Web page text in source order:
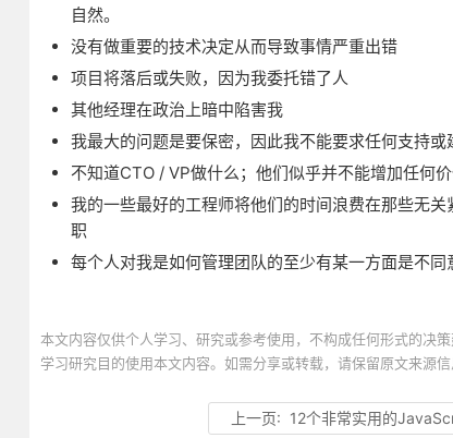
自然。
没有做重要的技术决定从而导致事情严重出错
项目将落后或失败，因为我委托错了人
其他经理在政治上暗中陷害我
我最大的问题是要保密，因此我不能要求任何支持或
不知道CTO / VP做什么；他们似乎并不能增加任何
我的一些最好的工程师将他们的时间浪费在那些无
职
每个人对我是如何管理团队的至少有某一方面是不同
本文内容仅供个人学习、研究或参考使用，不构成任何形式的决
学习研究目的使用本文内容。如需分享或转载，请保留原文来源
上一页: 12个非常实用的